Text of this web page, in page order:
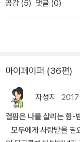
뒤범벅되는 것. 자신이
히 비는 내리지 않고 한
불기운에 데인 양 아프
파도를 보며 망망한 외
결국 소설을 쓰는 작가
숙명은 아파하는 모든
사는 본인보다 지켜보
게 해주었고, 그는 그 모
그가 포장마차에서 참
삶의 모든 것이 불쏘시
설가가 쓰는 에세이란
될 작가를 만나 설레게
짙은 바다 냄새를 몰고 올
디느냐 못 견디느냐의
이라 일깨워주기라도
청춘들과는 다른 모습
다. 결핍을 견디며 사는 법을 터득한 이들은 필요 이상을 소비하
의 도시와는 떨어져 지
항구 주변에 깃들어 사
경으로 꿈틀거렸다. 끝
디고 거대한 파도와 강
걸 해야 하니까'라고 엘
조화를 이뤄 탄생한 소
를 다시 생각해보게 된
의 사적인 도시]를 연
는 것은 두 작가의 글이
는 것이 느껴지기 때문
새침한 듯 예술을 이야
있지만, 굳이 그 답은 필
간, 삶이 녹아든 시간과
을 저절로 알게 되기에
된 고립이다. 그렇게
다. 섬을 고독을 가족으
이지) '글을 왜 쓰는가?'
이 말했다. 아, 이 얼마
지. 돈이 되는 글쓰기를
장 우선시되는 조건이
공감 (5) 댓글 (0)
마이페이퍼 (36편)
자성지
결핍은 나를 살리는 힘-
모두에게 사랑받을 필